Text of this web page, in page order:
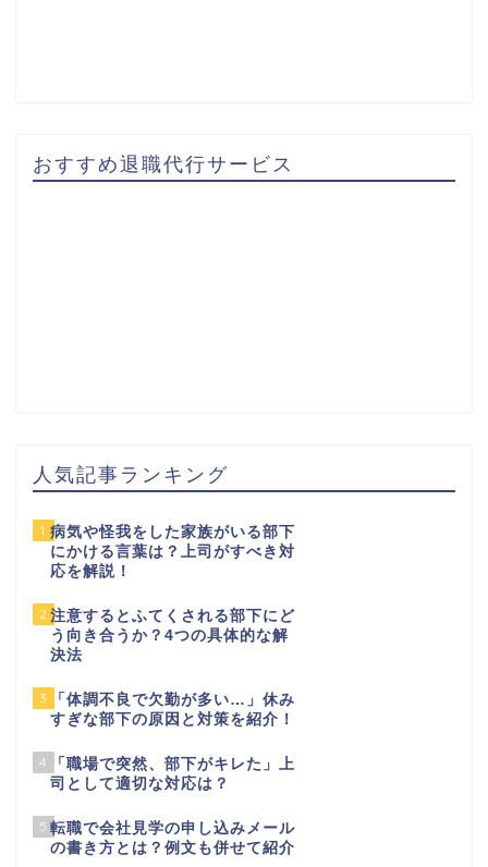
おすすめ退職代行サービス
人気記事ランキング
1 病気や怪我をした家族がいる部下
にかける言葉は？上司がすべき対
応を解説！
2 注意するとふてくされる部下にど
う向き合うか？4つの具体的な解
決法
3
「体調不良で欠勤が多い…」休み
すぎな部下の原因と対策を紹介！
4
「職場で突然、部下がキレた」上
司として適切な対応は？
5 転職で会社見学の申し込みメール
の書き方とは？例文も併せて紹介